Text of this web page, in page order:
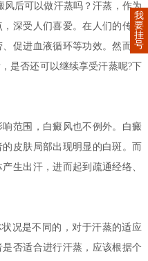
后可以做汗蒸吗？汗蒸，作为
深受人们喜爱。在人们的传统
促进血液循环等功效。然而，
是否还可以继续享受汗蒸呢?下
范围，白癜风也不例外。白癜
皮肤局部出现明显的白斑。而
生出汗，进而起到疏通经络、
况是不同的，对于汗蒸的适应
否适合进行汗蒸，应该根据个
我
要
挂
号